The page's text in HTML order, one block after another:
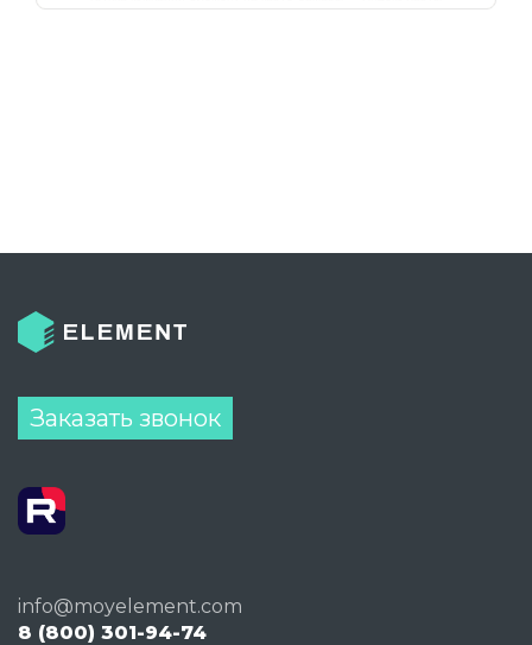
Заказать звонок
info@moyelement.com
8 (800) 301-94-74